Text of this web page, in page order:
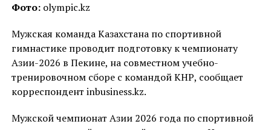
Фото: olympic.kz
Мужская команда Казахстана по спортивной
гимнастике проводит подготовку к чемпионату
Азии-2026 в Пекине, на совместном учебно-
тренировочном сборе с командой КНР, сообщает
корреспондент inbusiness.kz.
Мужской чемпионат Азии 2026 года по спортивной